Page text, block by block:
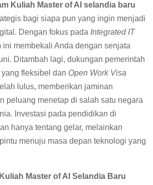
Kuliah Master of AI selandia baru
bagi siapa pun yang ingin menjadi
Dengan fokus pada Integrated IT
ini membekali Anda dengan senjata
Ditambah lagi, dukungan pemerintah
yang fleksibel dan Open Work Visa
lulus, memberikan jaminan
peluang menetap di salah satu negara
Investasi pada pendidikan di
hanya tentang gelar, melainkan
menuju masa depan teknologi yang
Master of AI Selandia Baru